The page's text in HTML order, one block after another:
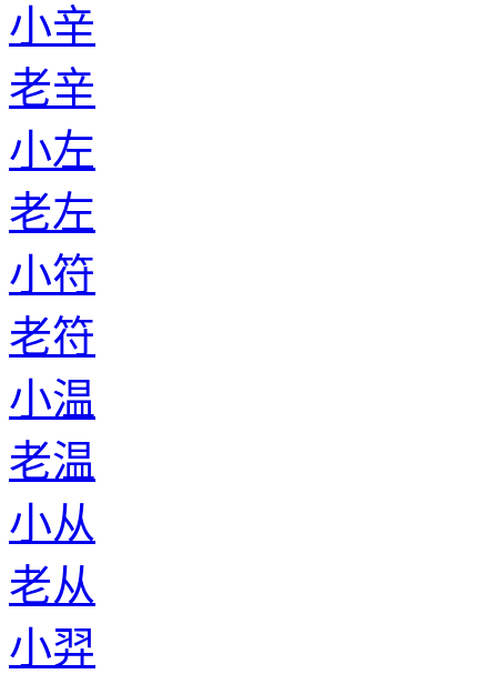
小辛
老辛
小左
老左
小符
老符
小温
老温
小从
老从
小羿